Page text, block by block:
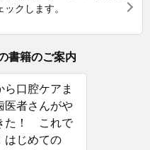
クします。
書籍のご案内
ら口腔ケアま
者さんがや
た！ これで
はじめての